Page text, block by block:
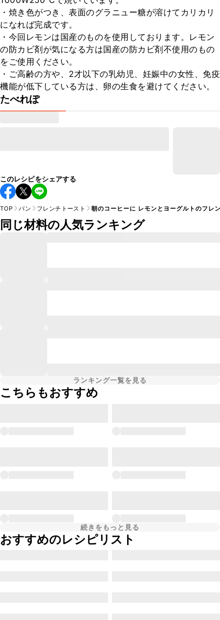
・焼き色がつき、表面のグラニュー糖が溶けてカリカリ
になれば完成です。
・今回レモンは国産のものを使用しております。レモン
の防カビ剤が気になる方は国産の防カビ剤不使用のもの
をご使用ください。
・ご高齢の方や、2才以下の乳幼児、妊娠中の女性、免疫
機能が低下している方は、卵の生食を避けてください。
たべれぽ
このレシピをシェアする
TOP パン フレンチトースト 朝のコーヒーに レモンとヨーグルトのフレ
同じ材料の人気ランキング
ランキング一覧を見る
こちらもおすすめ
続きをもっと見る
おすすめのレシピリスト